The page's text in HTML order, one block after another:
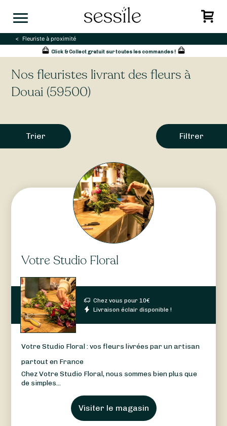
Fleuriste à proximité
Click & Collect gratuit sur toutes les commandes !
Nos fleuristes livrant des fleurs à
Douai (59500)
Trier Filtrer
Votre Studio Floral
Chez vous pour10€
Livraison éclair disponible !
Votre Studio Floral : vos fleurs livrées par un artisan
partout en France
Chez Votre Studio Floral, nous sommes bien plus que
de simples...
Visiter le magasin